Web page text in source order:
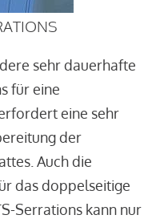
sehr dauerhafte
für eine
eine sehr
der
Auch die
das doppelseitige
Serrations kann nur